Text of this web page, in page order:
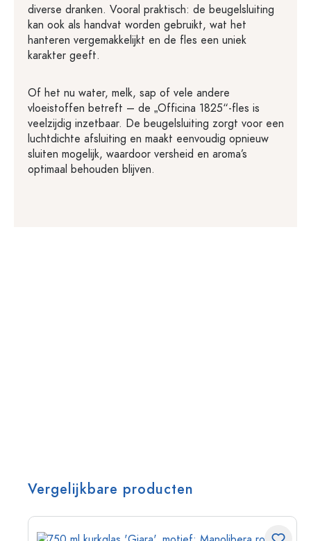
diverse dranken. Vooral praktisch: de beugelsluiting
kan ook als handvat worden gebruikt, wat het
hanteren vergemakkelijkt en de fles een uniek
karakter geeft.
Of het nu water, melk, sap of vele andere
vloeistoffen betreft – de „Officina 1825“-fles is
veelzijdig inzetbaar. De beugelsluiting zorgt voor een
luchtdichte afsluiting en maakt eenvoudig opnieuw
sluiten mogelijk, waardoor versheid en aroma’s
optimaal behouden blijven.
Vergelijkbare producten